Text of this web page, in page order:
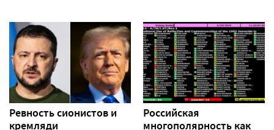
Ревность сионистов и
кремляди
Российская
многополярность как